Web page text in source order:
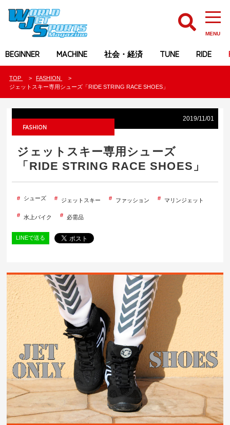
MENU
BEGINNER MACHINE 社会・経済 TUNE RIDE
TOP
FASHION
ジェットスキー専用シューズ「RIDE STRING RACE SHOES」
2019/11/01
FASHION
ジェットスキー専用シューズ
「RIDE STRING RACE SHOES」
シューズ ジェットスキー ファッション マリンジェット
水上バイク 必需品
LINEで送る